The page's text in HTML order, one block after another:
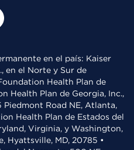
en el país: Kaiser
en el Norte y Sur de
Health Plan de
Health Plan de Georgia, Inc.,
Road NE, Atlanta,
Health Plan de Estados del
Virginia, y Washington,
Hyattsville, MD, 20785 •